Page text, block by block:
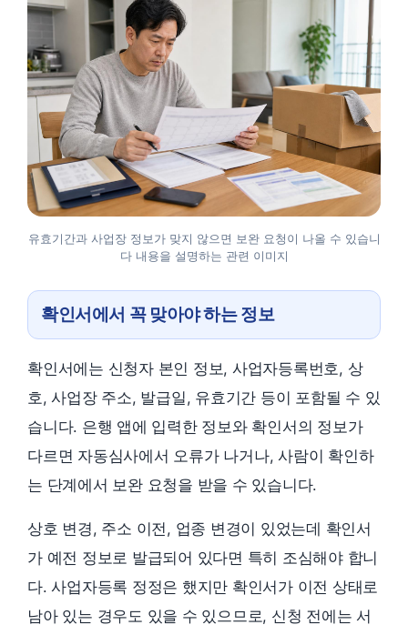
유효기간과 사업장 정보가 맞지 않으면 보완 요청이 나올 수 있습니
다 내용을 설명하는 관련 이미지
확인서에서 꼭 맞아야 하는 정보
확인서에는 신청자 본인 정보, 사업자등록번호, 상
호, 사업장 주소, 발급일, 유효기간 등이 포함될 수 있
습니다. 은행 앱에 입력한 정보와 확인서의 정보가
다르면 자동심사에서 오류가 나거나, 사람이 확인하
는 단계에서 보완 요청을 받을 수 있습니다.
상호 변경, 주소 이전, 업종 변경이 있었는데 확인서
가 예전 정보로 발급되어 있다면 특히 조심해야 합니
다. 사업자등록 정정은 했지만 확인서가 이전 상태로
남아 있는 경우도 있을 수 있으므로, 신청 전에는 서